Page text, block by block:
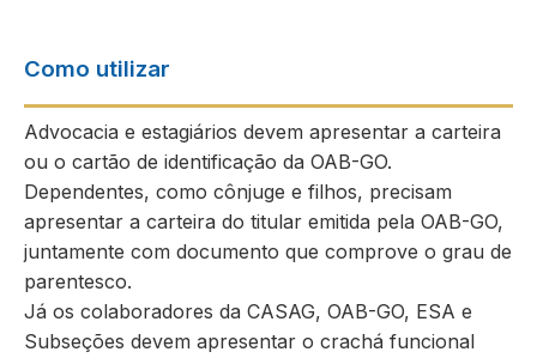
Como utilizar
Advocacia e estagiários devem apresentar a carteira
ou o cartão de identificação da OAB-GO.
Dependentes, como cônjuge e filhos, precisam
apresentar a carteira do titular emitida pela OAB-GO,
juntamente com documento que comprove o grau de
parentesco.
Já os colaboradores da CASAG, OAB-GO, ESA e
Subseções devem apresentar o crachá funcional